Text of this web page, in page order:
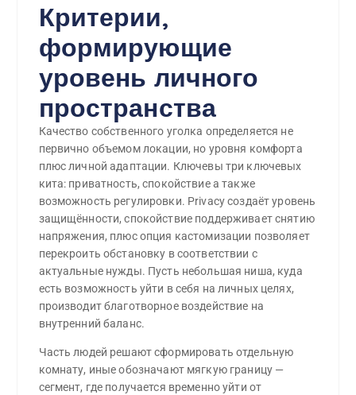
Критерии,
формирующие
уровень личного
пространства
Качество собственного уголка определяется не
первично объемом локации, но уровня комфорта
плюс личной адаптации. Ключевы три ключевых
кита: приватность, спокойствие а также
возможность регулировки. Privacy создаёт уровень
защищённости, спокойствие поддерживает снятию
напряжения, плюс опция кастомизации позволяет
перекроить обстановку в соответствии с
актуальные нужды. Пусть небольшая ниша, куда
есть возможность уйти в себя на личных целях,
производит благотворное воздействие на
внутренний баланс.
Часть людей решают сформировать отдельную
комнату, иные обозначают мягкую границу —
сегмент, где получается временно уйти от